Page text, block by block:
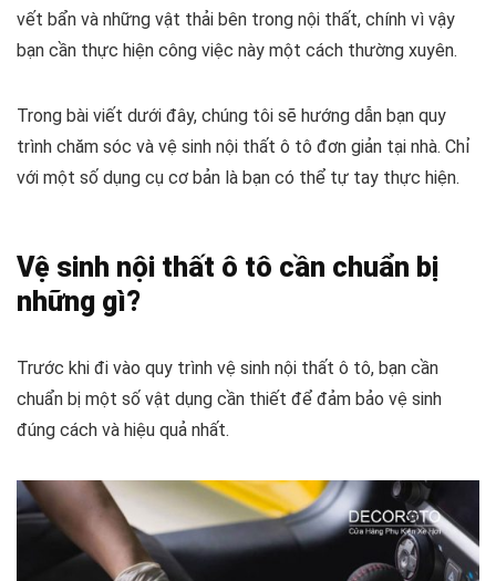
vết bẩn và những vật thải bên trong nội thất, chính vì vậy
bạn cần thực hiện công việc này một cách thường xuyên.
Trong bài viết dưới đây, chúng tôi sẽ hướng dẫn bạn quy
trình chăm sóc và vệ sinh nội thất ô tô đơn giản tại nhà. Chỉ
với một số dụng cụ cơ bản là bạn có thể tự tay thực hiện.
Vệ sinh nội thất ô tô cần chuẩn bị
những gì?
Trước khi đi vào quy trình vệ sinh nội thất ô tô, bạn cần
chuẩn bị một số vật dụng cần thiết để đảm bảo vệ sinh
đúng cách và hiệu quả nhất.